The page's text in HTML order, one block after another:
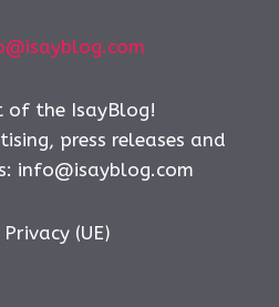
of the IsayBlog!
press releases and
info@isayblog.com
(UE)